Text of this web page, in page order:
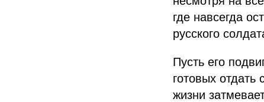
где навсегда
русского
Пусть его
готовых
жизни